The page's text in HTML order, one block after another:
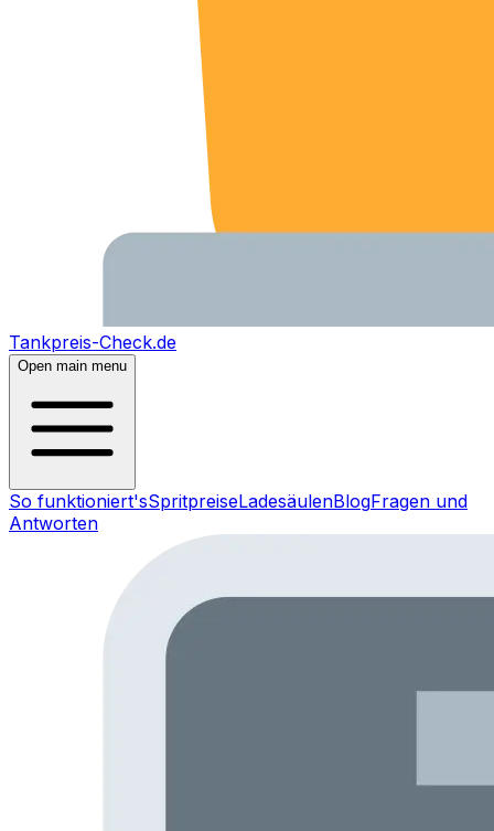
Tankpreis-Check.de
Open main menu
So funktioniert'sSpritpreiseLadesäulenBlogFragen und
Antworten